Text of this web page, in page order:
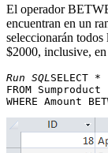
El operador
encuentran en un
seleccionarán
$2000, inclusive,
Run SQLSELECT *
FROM Sumproduct